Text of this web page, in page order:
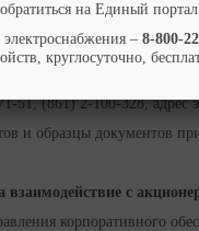
клиентов:
51, (861) 2-100-328, адрес
и образцы документов
взаимодействие с
корпоративного
на Единый портал
– 8-800-
круглосуточно,